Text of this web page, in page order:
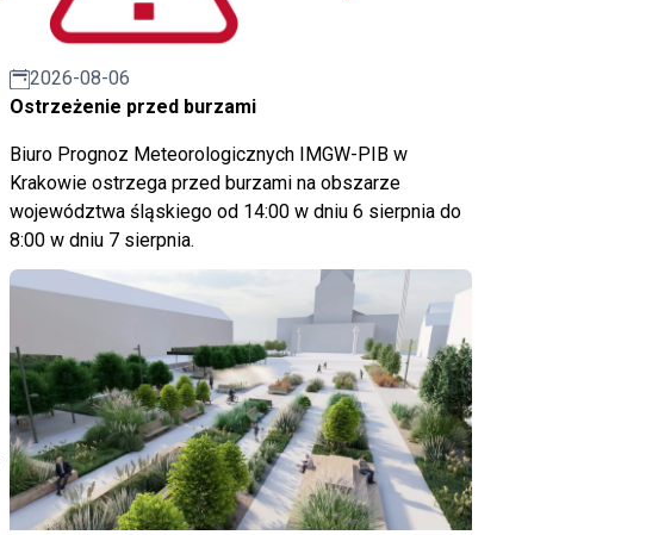
2026-08-06
Ostrzeżenie przed burzami
Biuro Prognoz Meteorologicznych IMGW-PIB w
Krakowie ostrzega przed burzami na obszarze
województwa śląskiego od 14:00 w dniu 6 sierpnia do
8:00 w dniu 7 sierpnia.